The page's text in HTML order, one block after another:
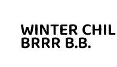
WINTER
BRRR B.B.